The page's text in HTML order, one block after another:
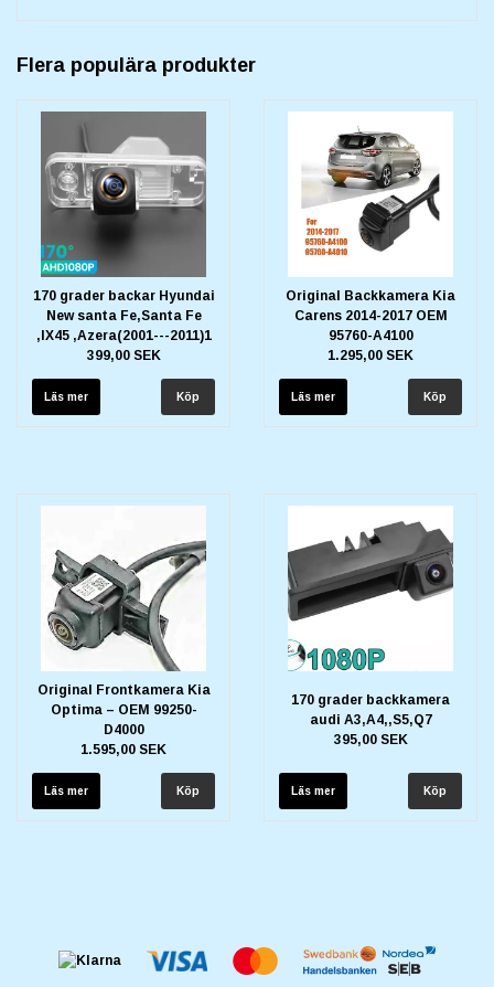
Flera populära produkter
170 grader backar Hyundai
New santa Fe,Santa Fe
,IX45 ,Azera(2001---2011)1
399,00 SEK
Läs mer
Original Backkamera Kia
Carens 2014-2017 OEM
95760-A4100
1.295,00 SEK
Läs mer
Original Frontkamera Kia
Optima – OEM 99250-
D4000
1.595,00 SEK
Läs mer
170 grader backkamera
audi A3,A4,,S5,Q7
395,00 SEK
Läs mer